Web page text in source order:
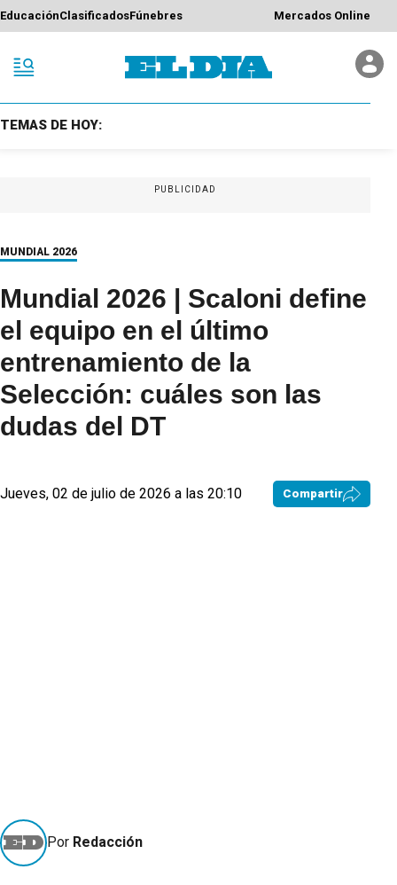
EducaciónClasificadosFúnebres Mercados Online
TEMAS DE HOY:
PUBLICIDAD
MUNDIAL 2026
Mundial 2026 | Scaloni define
el equipo en el último
entrenamiento de la
Selección: cuáles son las
dudas del DT
Jueves, 02 de julio de 2026 a las 20:10 Compartir
Por Redacción